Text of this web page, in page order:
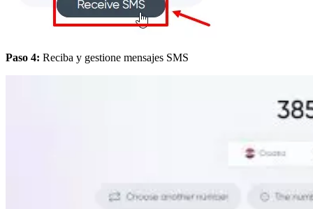
Paso 4: Reciba y gestione mensajes SMS